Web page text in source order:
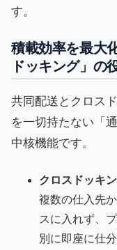
す。
積載効率を最大
ドッキング」の
共同配送とクロス
を一切持たない「
中核機能です。
クロスドッキ
複数の仕入先
スに入れず、
別に即座に仕